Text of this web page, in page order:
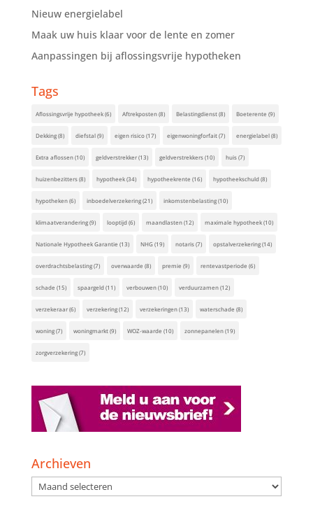
Nieuw energielabel
Maak uw huis klaar voor de lente en zomer
Aanpassingen bij aflossingsvrije hypotheken
Tags
Aflossingsvrije hypotheek(6) Aftrekposten(8) Belastingdienst(8) Boeterente (9)
Dekking(8) diefstal(9) eigen risico(17) eigenwoningforfait(7) energielabel(8)
Extra aflossen(10) geldverstrekker(13) geldverstrekkers(10) huis(7)
huizenbezitters(8) hypotheek(34) hypotheekrente (16) hypotheekschuld(8)
hypotheken(6) inboedelverzekering(21) inkomstenbelasting(10)
klimaatverandering(9) looptijd(6) maandlasten(12) maximale hypotheek(10)
Nationale Hypotheek Garantie (13) NHG(19) notaris(7) opstalverzekering(14)
overdrachtsbelasting(7) overwaarde (8) premie (9) rentevastperiode (6)
schade (15) spaargeld(11) verbouwen(10) verduurzamen(12)
verzekeraar(6) verzekering(12) verzekeringen(13) waterschade (8)
woning(7) woningmarkt(9) WOZ-waarde (10) zonnepanelen(19)
zorgverzekering(7)
Archieven
Archieven